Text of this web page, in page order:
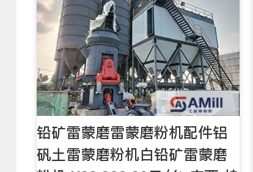
铅矿雷蒙磨雷蒙磨粉机配件铝
矾土雷蒙磨粉机白铅矿雷蒙磨